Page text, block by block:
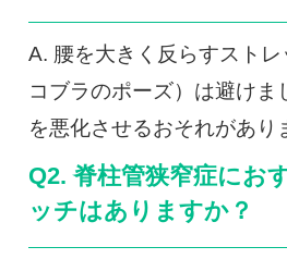
A. 腰を大きく反らすスト
コブラのポーズ）は避けま
を悪化させるおそれがあり
Q2. 脊柱管狭窄症にお
ッチはありますか？